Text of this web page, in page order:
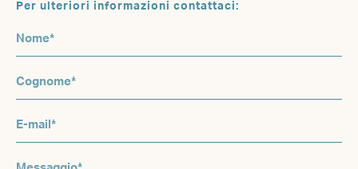
Per ulteriori informazioni contattaci: